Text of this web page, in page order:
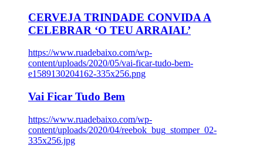
CERVEJA TRINDADE CONVIDA A
CELEBRAR ‘O TEU ARRAIAL’
https://www.ruadebaixo.com/wp-
content/uploads/2020/05/vai-ficar-tudo-bem-
e1589130204162-335x256.png
Vai Ficar Tudo Bem
https://www.ruadebaixo.com/wp-
content/uploads/2020/04/reebok_bug_stomper_02-
335x256.jpg